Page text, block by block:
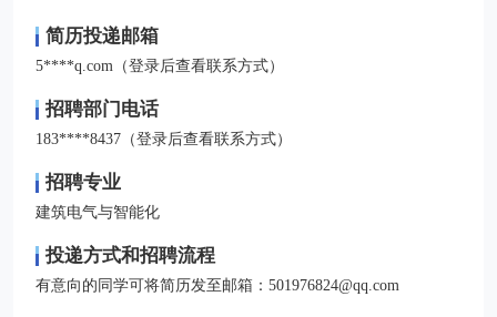
简历投递邮箱
5****q.com（登录后查看联系方式）
招聘部门电话
183****8437（登录后查看联系方式）
招聘专业
建筑电气与智能化
投递方式和招聘流程
有意向的同学可将简历发至邮箱：501976824@qq.com